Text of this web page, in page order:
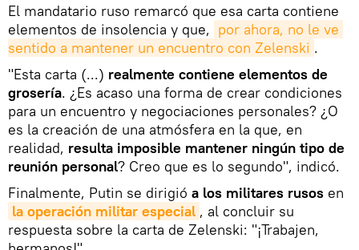
El mandatario ruso remarcó que esa carta contiene
elementos de insolencia y que, por ahora, no le ve
sentido a mantener un encuentro con Zelenski .
"Esta carta (...) realmente contiene elementos de
grosería. ¿Es acaso una forma de crear condiciones
para un encuentro y negociaciones personales? ¿O
es la creación de una atmósfera en la que, en
realidad, resulta imposible mantener ningún tipo de
reunión personal? Creo que es lo segundo", indicó.
Finalmente, Putin se dirigió a los militares rusos en
la operación militar especial , al concluir su
respuesta sobre la carta de Zelenski: "¡Trabajen,